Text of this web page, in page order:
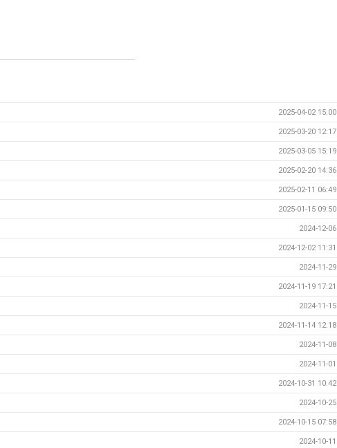
2025-04-02 15:00
2025-03-20 12:17
2025-03-05 15:19
2025-02-20 14:36
2025-02-11 06:49
2025-01-15 09:50
2024-12-06
2024-12-02 11:31
2024-11-29
2024-11-19 17:21
2024-11-15
2024-11-14 12:18
2024-11-08
2024-11-01
2024-10-31 10:42
2024-10-25
2024-10-15 07:58
2024-10-11